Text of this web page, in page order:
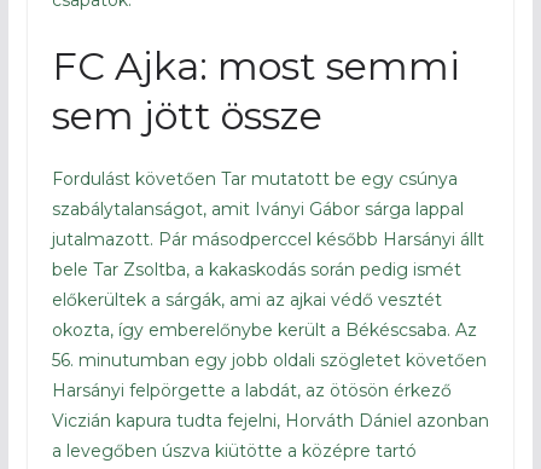
FC Ajka: most semmi
sem jött össze
Fordulást követően Tar mutatott be egy csúnya
szabálytalanságot, amit Iványi Gábor sárga lappal
jutalmazott. Pár másodperccel később Harsányi állt
bele Tar Zsoltba, a kakaskodás során pedig ismét
előkerültek a sárgák, ami az ajkai védő vesztét
okozta, így emberelőnybe került a Békéscsaba. Az
56. minutumban egy jobb oldali szögletet követően
Harsányi felpörgette a labdát, az ötösön érkező
Viczián kapura tudta fejelni, Horváth Dániel azonban
a levegőben úszva kiütötte a középre tartó